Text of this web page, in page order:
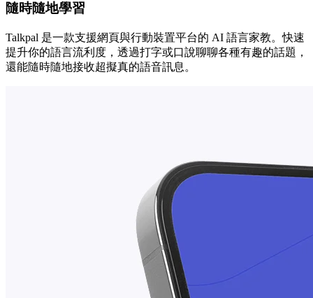
隨時隨地學習
Talkpal 是一款支援網頁與行動裝置平台的 AI 語言家教。快速
提升你的語言流利度，透過打字或口說聊聊各種有趣的話題，
還能隨時隨地接收超擬真的語音訊息。